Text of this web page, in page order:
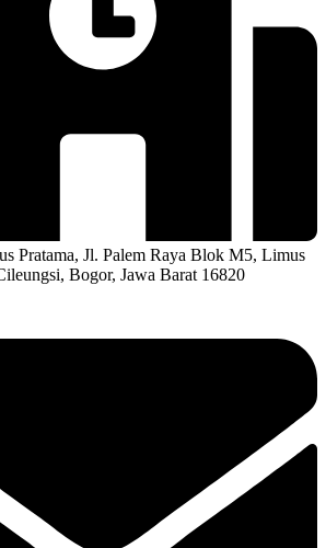
Pratama, Jl. Palem Raya Blok M5, Limus
Bogor, Jawa Barat 16820